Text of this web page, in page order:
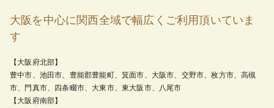
大阪を中心に関西全域で幅広くご利用頂いていま
す
【大阪府北部】
豊中市、池田市、豊能郡豊能町、箕面市、大阪市、交野市、枚方市、高槻
市、門真市、四条畷市、大東市、東大阪市、八尾市
【大阪府南部】